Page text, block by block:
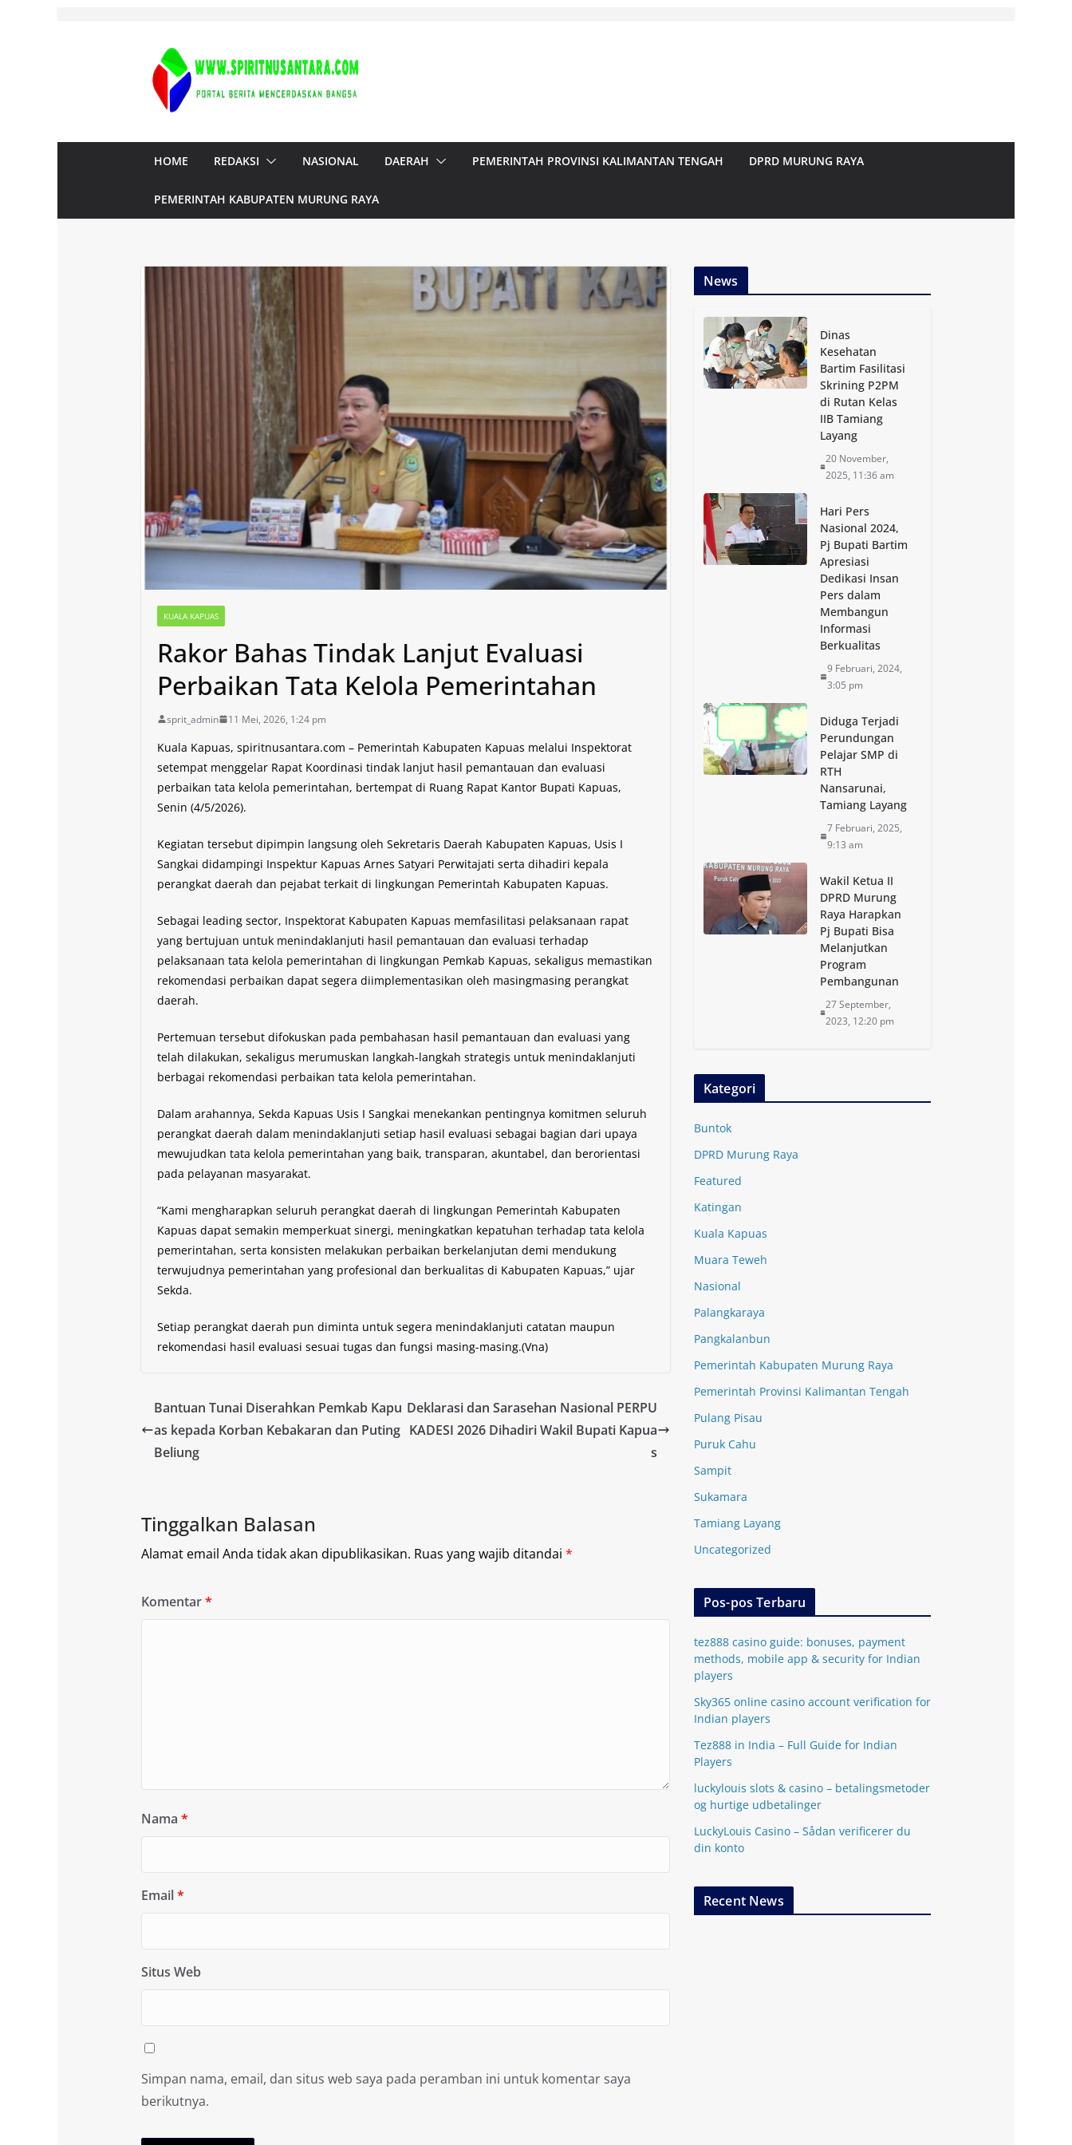
HOME REDAKSI NASIONAL DAERAH PEMERINTAH PROVINSI KALIMANTAN TENGAH DPRD MURUNG RAYA
PEMERINTAH KABUPATEN MURUNG RAYA
KUALA KAPUAS
Rakor Bahas Tindak Lanjut Evaluasi
Perbaikan Tata Kelola Pemerintahan
sprit_admin 11 Mei, 2026, 1:24 pm
Kuala Kapuas, spiritnusantara.com – Pemerintah Kabupaten Kapuas melalui Inspektorat
setempat menggelar Rapat Koordinasi tindak lanjut hasil pemantauan dan evaluasi
perbaikan tata kelola pemerintahan, bertempat di Ruang Rapat Kantor Bupati Kapuas,
Senin (4/5/2026).
Kegiatan tersebut dipimpin langsung oleh Sekretaris Daerah Kabupaten Kapuas, Usis I
Sangkai didampingi Inspektur Kapuas Arnes Satyari Perwitajati serta dihadiri kepala
perangkat daerah dan pejabat terkait di lingkungan Pemerintah Kabupaten Kapuas.
Sebagai leading sector, Inspektorat Kabupaten Kapuas memfasilitasi pelaksanaan rapat
yang bertujuan untuk menindaklanjuti hasil pemantauan dan evaluasi terhadap
pelaksanaan tata kelola pemerintahan di lingkungan Pemkab Kapuas, sekaligus memastikan
rekomendasi perbaikan dapat segera diimplementasikan oleh masingmasing perangkat
daerah.
Pertemuan tersebut difokuskan pada pembahasan hasil pemantauan dan evaluasi yang
telah dilakukan, sekaligus merumuskan langkah-langkah strategis untuk menindaklanjuti
berbagai rekomendasi perbaikan tata kelola pemerintahan.
Dalam arahannya, Sekda Kapuas Usis I Sangkai menekankan pentingnya komitmen seluruh
perangkat daerah dalam menindaklanjuti setiap hasil evaluasi sebagai bagian dari upaya
mewujudkan tata kelola pemerintahan yang baik, transparan, akuntabel, dan berorientasi
pada pelayanan masyarakat.
“Kami mengharapkan seluruh perangkat daerah di lingkungan Pemerintah Kabupaten
Kapuas dapat semakin memperkuat sinergi, meningkatkan kepatuhan terhadap tata kelola
pemerintahan, serta konsisten melakukan perbaikan berkelanjutan demi mendukung
terwujudnya pemerintahan yang profesional dan berkualitas di Kabupaten Kapuas,” ujar
Sekda.
Setiap perangkat daerah pun diminta untuk segera menindaklanjuti catatan maupun
rekomendasi hasil evaluasi sesuai tugas dan fungsi masing-masing.(Vna)
Bantuan Tunai Diserahkan Pemkab Kapu
as kepada Korban Kebakaran dan Puting
Beliung
Deklarasi dan Sarasehan Nasional PERPU
KADESI 2026 Dihadiri Wakil Bupati Kapua
s
Tinggalkan Balasan
Alamat email Anda tidak akan dipublikasikan. Ruas yang wajib ditandai *
Komentar*
Nama *
Email*
Situs Web
Simpan nama, email, dan situs web saya pada peramban ini untuk komentar saya
berikutnya.
News
Dinas
Kesehatan
Bartim Fasilitasi
Skrining P2PM
di Rutan Kelas
IIB Tamiang
Layang
20 November,
2025, 11:36 am
Hari Pers
Nasional 2024,
Pj Bupati Bartim
Apresiasi
Dedikasi Insan
Pers dalam
Membangun
Informasi
Berkualitas
9 Februari, 2024,
3:05 pm
Diduga Terjadi
Perundungan
Pelajar SMP di
RTH
Nansarunai,
Tamiang Layang
7 Februari, 2025,
9:13 am
Wakil Ketua II
DPRD Murung
Raya Harapkan
Pj Bupati Bisa
Melanjutkan
Program
Pembangunan
27 September,
2023, 12:20 pm
Kategori
Buntok
DPRD Murung Raya
Featured
Katingan
Kuala Kapuas
Muara Teweh
Nasional
Palangkaraya
Pangkalanbun
Pemerintah Kabupaten Murung Raya
Pemerintah Provinsi Kalimantan Tengah
Pulang Pisau
Puruk Cahu
Sampit
Sukamara
Tamiang Layang
Uncategorized
Pos-pos Terbaru
tez888 casino guide: bonuses, payment
methods, mobile app & security for Indian
players
Sky365 online casino account verification for
Indian players
Tez888 in India – Full Guide for Indian
Players
luckylouis slots & casino – betalingsmetoder
og hurtige udbetalinger
LuckyLouis Casino – Sådan verificerer du
din konto
Recent News